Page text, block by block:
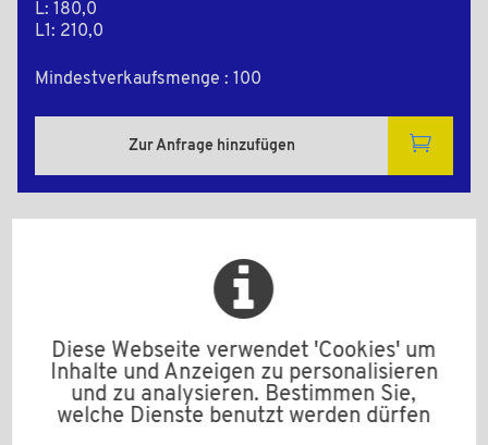
L: 180,0
L1: 210,0
Mindestverkaufsmenge : 100
Zur Anfrage hinzufügen
Diese Webseite verwendet 'Cookies' um
Inhalte und Anzeigen zu personalisieren
und zu analysieren. Bestimmen Sie,
welche Dienste benutzt werden dürfen